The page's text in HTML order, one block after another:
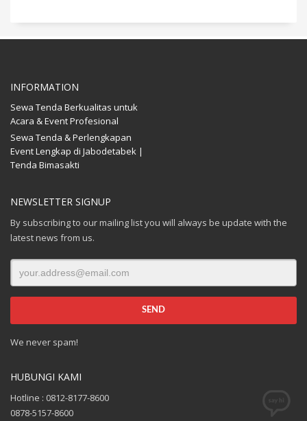
INFORMATION
Sewa Tenda Berkualitas untuk
Acara & Event Profesional
Sewa Tenda & Perlengkapan
Event Lengkap di Jabodetabek |
Tenda Bimasakti
NEWSLETTER SIGNUP
By subscribing to our mailing list you will always be update with the
latest news from us.
We never spam!
HUBUNGI KAMI
Hotline : 0812-8177-8600
0878-5157-8600